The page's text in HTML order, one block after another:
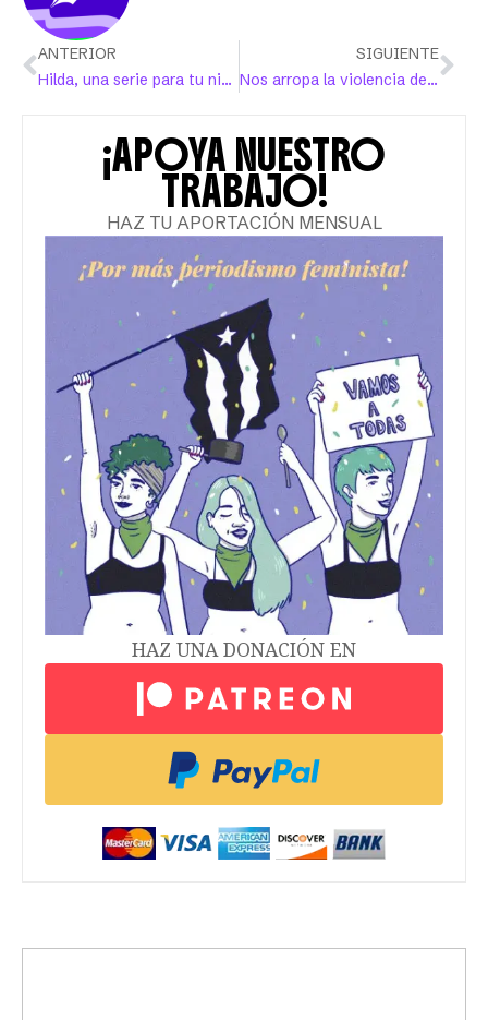
ANTERIOR
Hilda, una serie para tu niña interior
SIGUIENTE
Nos arropa la violencia de género
¡APOYA NUESTRO
TRABAJO!
HAZ TU APORTACIÓN MENSUAL
HAZ UNA DONACIÓN EN